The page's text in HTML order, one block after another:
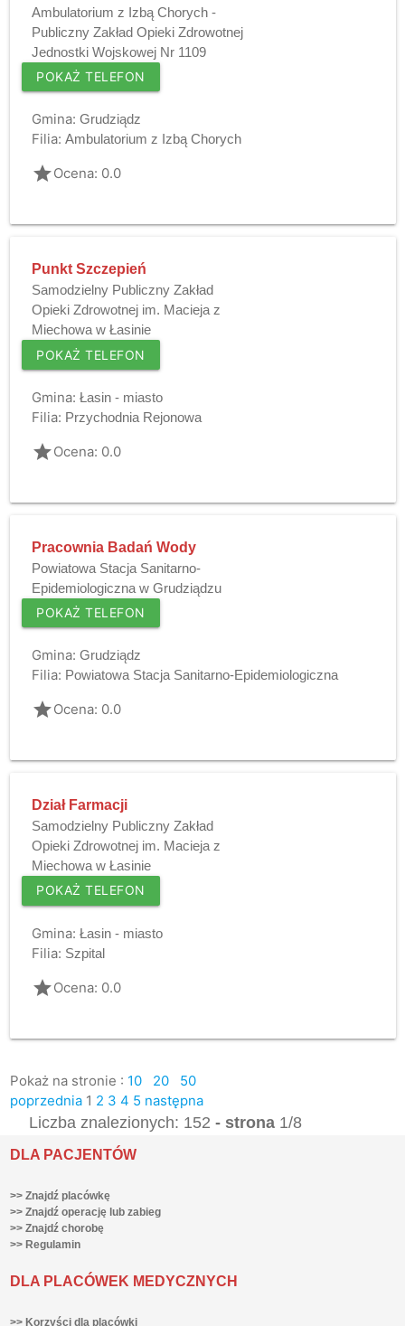
Ambulatorium z Izbą Chorych -
Publiczny Zakład Opieki Zdrowotnej
Jednostki Wojskowej Nr 1109
POKAŻ TELEFON
Gmina: Grudziądz
Filia: Ambulatorium z Izbą Chorych
gradeOcena: 0.0
Punkt Szczepień
Samodzielny Publiczny Zakład
Opieki Zdrowotnej im. Macieja z
Miechowa w Łasinie
POKAŻ TELEFON
Gmina: Łasin - miasto
Filia: Przychodnia Rejonowa
gradeOcena: 0.0
Pracownia Badań Wody
Powiatowa Stacja Sanitarno-
Epidemiologiczna w Grudziądzu
POKAŻ TELEFON
Gmina: Grudziądz
Filia: Powiatowa Stacja Sanitarno-Epidemiologiczna
gradeOcena: 0.0
Dział Farmacji
Samodzielny Publiczny Zakład
Opieki Zdrowotnej im. Macieja z
Miechowa w Łasinie
POKAŻ TELEFON
Gmina: Łasin - miasto
Filia: Szpital
gradeOcena: 0.0
Pokaż na stronie : 10 20
50
poprzednia 1 2 3 4 5 następna
Liczba znalezionych: 152 - strona 1/8
DLA PACJENTÓW
>> Znajdź placówkę
>> Znajdź operację lub zabieg
>> Znajdź chorobę
>> Regulamin
DLA PLACÓWEK MEDYCZNYCH
>> Korzyści dla placówki